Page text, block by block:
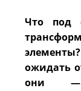
Что под
ожидать
они —